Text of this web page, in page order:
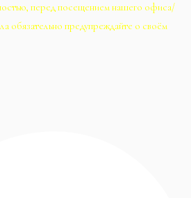
перед посещением нашего офиса/
обязательно предупреждайте о своём